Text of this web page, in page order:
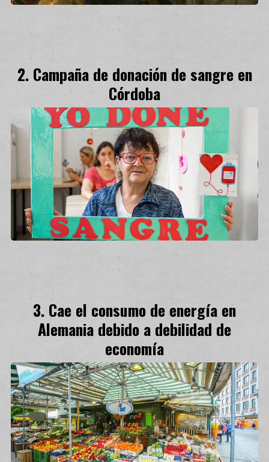
Campaña de donación de sangre en
Córdoba
Cae el consumo de energía en
Alemania debido a debilidad de
economía